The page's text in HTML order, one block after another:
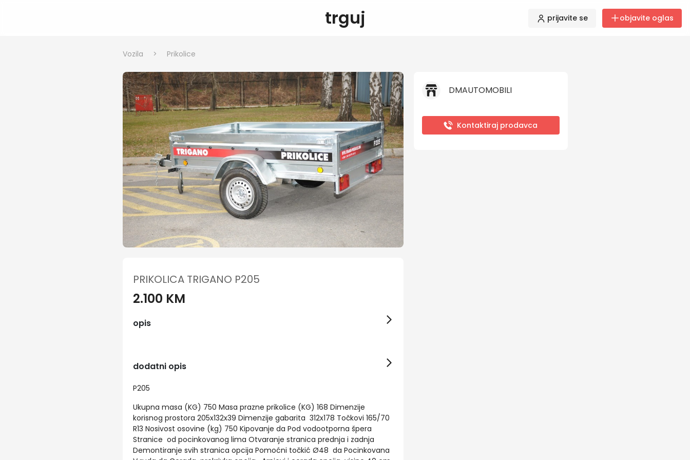
trguj prijavite se objavite oglas
Vozila > Prikolice
PRIKOLICA TRIGANO P205
2.100 KM
opis
dodatni opis
P205
Ukupna masa (KG) 750 Masa prazne prikolice (KG) 168 Dimenzije
korisnog prostora 205x132x39 Dimenzije gabarita 312x178 Točkovi 165/70
R13 Nosivost osovine (kg) 750 Kipovanje da Pod vodootporna špera
Stranice od pocinkovanog lima Otvaranje stranica prednja i zadnja
Demontiranje svih stranica opcija Pomoćni točkić Ø48 da Pocinkovana
DMAUTOMOBILI
Kontaktiraj prodavca